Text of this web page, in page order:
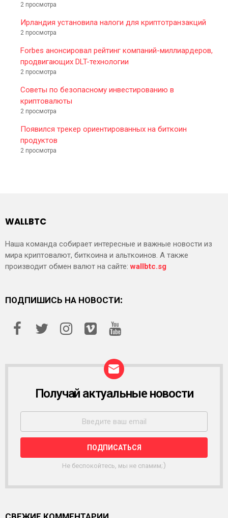
2 просмотра
Ирландия установила налоги для криптотранзакций
2 просмотра
Forbes анонсировал рейтинг компаний-миллиардеров,
продвигающих DLT-технологии
2 просмотра
Советы по безопасному инвестированию в
криптовалюты
2 просмотра
Появился трекер ориентированных на биткоин
продуктов
2 просмотра
WALLBTC
Наша команда собирает интересные и важные новости из
мира криптовалют, биткоина и альткоинов. А также
производит обмен валют на сайте:wallbtc.sg
ПОДПИШИСЬ НА НОВОСТИ:
С
Ы
Л
К
Получай актуальные новости
Не беспокойтесь, мы не спамим;)